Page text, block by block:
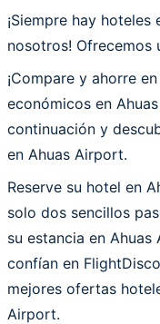
¡Siempre hay
nosotros! Ofrecemos
¡Compare y ahorre
económicos en
continuación y
en Ahuas Airport.
Reserve su hotel en
solo dos sencillos
su estancia en
confían en
mejores ofertas
Airport.